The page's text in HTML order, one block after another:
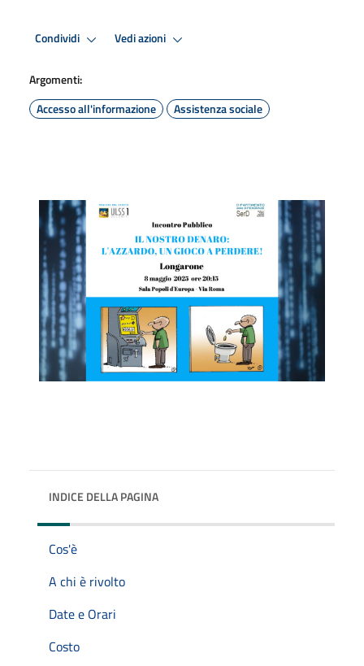
Condividi Vedi azioni
Argomenti:
Accesso all'informazione
Assistenza sociale
INDICE DELLA PAGINA
Cos'è
A chi è rivolto
Date e Orari
Costo